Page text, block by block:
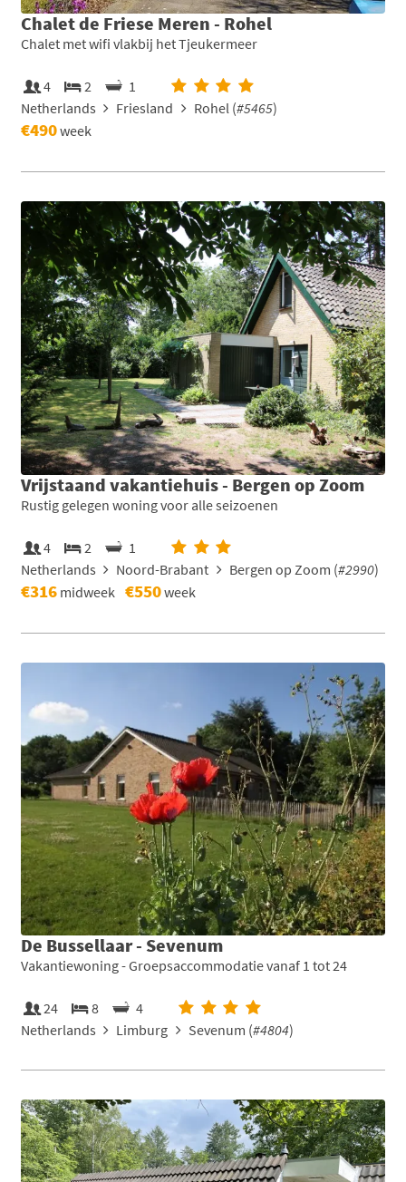
Chalet de Friese Meren - Rohel
Chalet met wifi vlakbij het Tjeukermeer
4 2
1
Netherlands
Friesland Rohel (#5465)
€490week
Vrijstaand vakantiehuis - Bergen op Zoom
Rustig gelegen woning voor alle seizoenen
4 2
1
Netherlands
Noord-Brabant Bergen op Zoom (#2990)
€316 midweek €550week
De Bussellaar - Sevenum
Vakantiewoning - Groepsaccommodatie vanaf 1 tot 24
24 8
4
Netherlands
Limburg Sevenum (#4804)